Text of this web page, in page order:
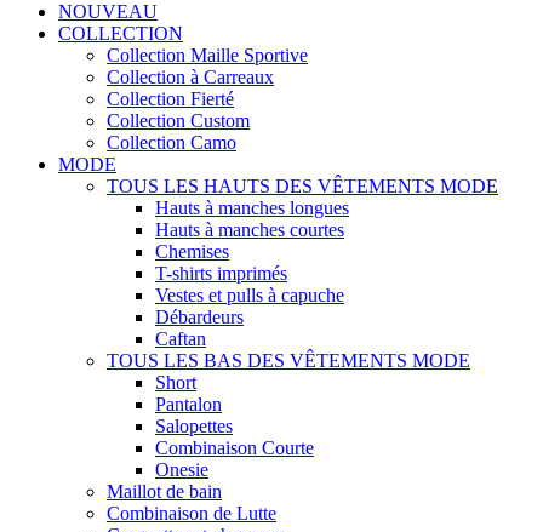
NOUVEAU
COLLECTION
Collection Maille Sportive
Collection à Carreaux
Collection Fierté
Collection Custom
Collection Camo
MODE
TOUS LES HAUTS DES VÊTEMENTS MODE
Hauts à manches longues
Hauts à manches courtes
Chemises
T-shirts imprimés
Vestes et pulls à capuche
Débardeurs
Caftan
TOUS LES BAS DES VÊTEMENTS MODE
Short
Pantalon
Salopettes
Combinaison Courte
Onesie
Maillot de bain
Combinaison de Lutte